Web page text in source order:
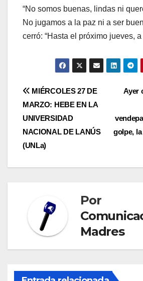
“No somos buenas, lindas ni
No jugamos a la paz ni a ser
cerró: “Hasta el próximo jueves, a
Navegación
de
entradas
Ayer
golpe,
MIÉRCOLES 27 DE
MARZO: HEBE EN LA
UNIVERSIDAD
NACIONAL DE LANÚS
(UNLa)
Por
Madres